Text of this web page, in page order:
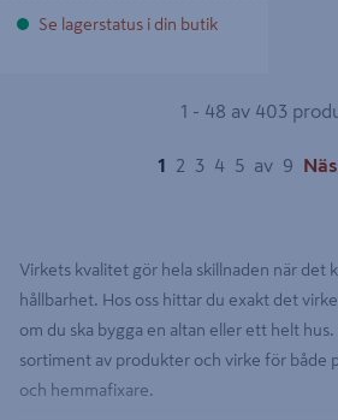
Se lagerstatus i din butik
1 - 48 av 403
1 2 3 4 5 av 9
Virkets kvalitet gör hela skillnaden när det
hållbarhet. Hos oss hittar du exakt det
om du ska bygga en altan eller ett helt
sortiment av produkter och virke för både
och hemmafixare.